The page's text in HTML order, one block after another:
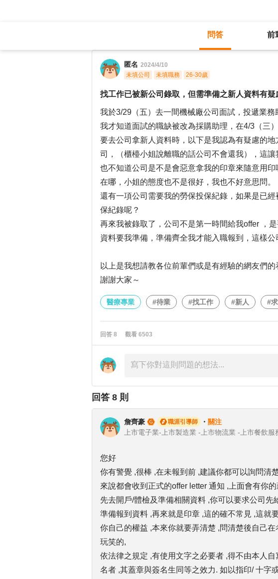
問答 前
匿名 2024/4/10
未填公司
未填職務 26-30歲
找工作已被新公司錄取，但需準備之新人資料有疑
我於3/29（五）去一間機械廠公司面試，投遞業務
我才知道面試的職缺被改為採購助理，在4/3（三
要去公司拿新人資料時，以下是我認為有疑慮的
司，（櫃檯小姐說離職的話公司不會還我），這
也不知道公司是不是會惡意拿我的印章來隨意用
在哪，小姐的態度也不是很好，我也不好意思問。
還有一項公司需要我的勞保投保紀錄，如果是已
保紀錄呢？
再來我被錄取了，公司不是第一時間給我offer ，
資料要我準備，準備齊全我才能入職報到，這樣
以上是我想請教各位前輩們或是有經驗的網友們的
謝謝大家～
醫療專業 #待業 #找工作 #新人 #
回答 8 觀看 6503
回答 8 則
詹齊豪 職涯引導師 ・ 關注
您好
你有警覺 ,很棒 ,在未報到前 ,建議你都可以詢問清
來說都會收到正式的offer letter 通知 ,上面會有你
先去開戶/體檢及準備相關資料 ,你可以要求公司
準備報到資料 ,再來就是印章 ,這的確不常見 ,這就
你自己的權益 ,本來你就要弄清楚 ,問清楚後自己
玩笑的,
依法律之規定 ,有使用文字之必要者 ,得不由本人
名者 ,其蓋章與簽名生同等之效力. 如以指印/ 十字